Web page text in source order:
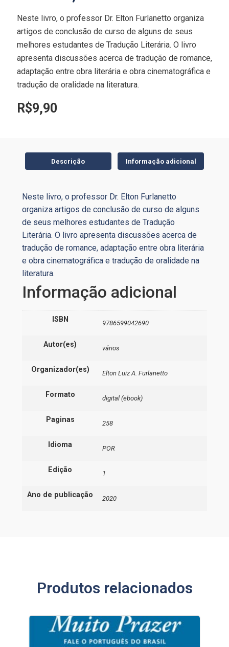
Neste livro, o professor Dr. Elton Furlanetto organiza
artigos de conclusão de curso de alguns de seus
melhores estudantes de Tradução Literária. O livro
apresenta discussões acerca de tradução de romance,
adaptação entre obra literária e obra cinematográfica e
tradução de oralidade na literatura.
R$9,90
Descrição Informação adicional
Neste livro, o professor Dr. Elton Furlanetto
organiza artigos de conclusão de curso de alguns
de seus melhores estudantes de Tradução
Literária. O livro apresenta discussões acerca de
tradução de romance, adaptação entre obra literária
e obra cinematográfica e tradução de oralidade na
literatura.
Informação adicional
ISBN 9786599042690
Autor(es) vários
Organizador(es) Elton Luiz A. Furlanetto
Formato digital (ebook)
Paginas 258
Idioma POR
Edição 1
Ano de publicação 2020
Produtos relacionados